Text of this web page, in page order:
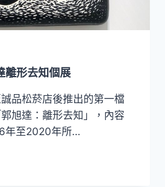
離形去知個展
品松菸店後推出的第一檔
旭達：離形去知」，內容
年至2020年所…